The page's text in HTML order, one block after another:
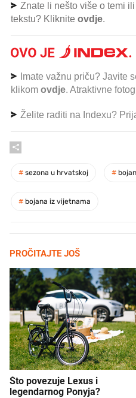
Znate li nešto više o temi
tekstu? Kliknite ovdje.
Imate važnu priču? Javite
klikom ovdje. Atraktivne
Želite raditi na Indexu?
# sezona u hrvatskoj #
# bojana iz vijetnama
PROČITAJTE JOŠ
Što povezuje Lexus i
legendarnog Ponyja?